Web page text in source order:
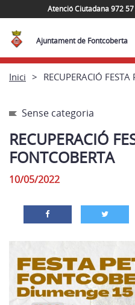
Atenció Ciutadana 972
Ajuntament de Fontcoberta
Inici RECUPERACIÓ
Sense categoria
RECUPERACIÓ
FONTCOBERTA
10/05/2022